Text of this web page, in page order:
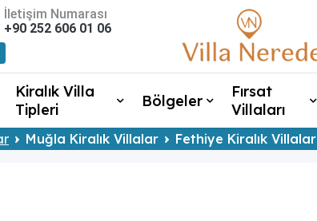
İletişim Numarası
+90 252 606 01 06
Kiralık Villa
Tipleri
Bölgeler
Fırsat
Villaları
Muğla Kiralık Villalar Fethiye Kiralık Villalar